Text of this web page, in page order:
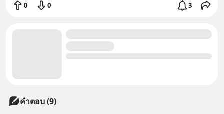
0 0 3
คำตอบ (9)